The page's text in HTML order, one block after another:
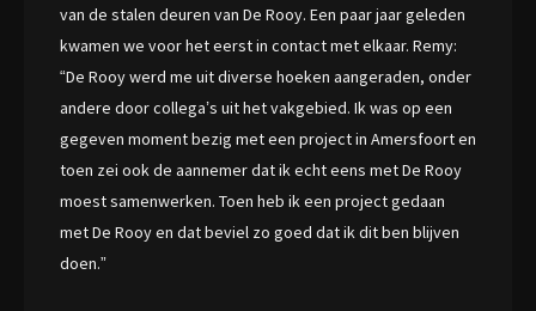
van de stalen deuren van De Rooy. Een paar jaar geleden
kwamen we voor het eerst in contact met elkaar. Remy:
“De Rooy werd me uit diverse hoeken aangeraden, onder
andere door collega’s uit het vakgebied. Ik was op een
gegeven moment bezig met een project in Amersfoort en
toen zei ook de aannemer dat ik echt eens met De Rooy
moest samenwerken. Toen heb ik een project gedaan
met De Rooy en dat beviel zo goed dat ik dit ben blijven
doen.”